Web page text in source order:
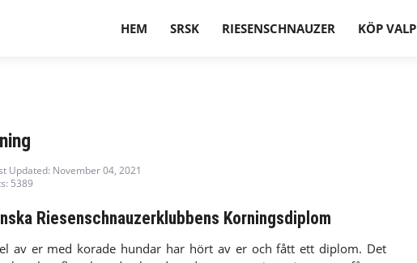
HEM SRSK RIESENSCHNAUZER KÖP VALP
Updated: November 04, 2021
5389
Riesenschnauzerklubbens Korningsdiplom
av er med korade hundar har hört av er och fått ett diplom. Det